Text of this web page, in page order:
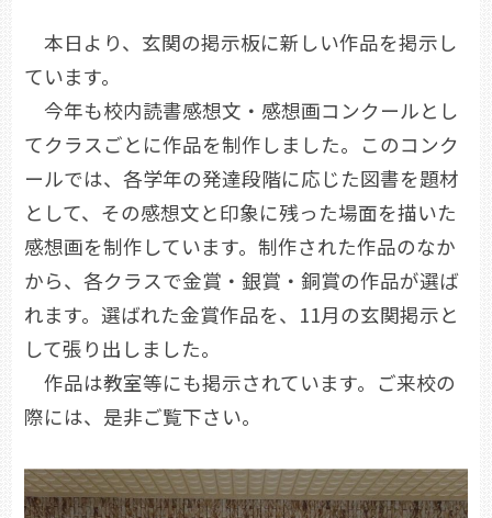
本日より、玄関の掲示板に新しい作品を掲示し
ています。
今年も校内読書感想文・感想画コンクールとし
てクラスごとに作品を制作しました。このコンク
ールでは、各学年の発達段階に応じた図書を題材
として、その感想文と印象に残った場面を描いた
感想画を制作しています。制作された作品のなか
から、各クラスで金賞・銀賞・銅賞の作品が選ば
れます。選ばれた金賞作品を、11月の玄関掲示と
して張り出しました。
作品は教室等にも掲示されています。ご来校の
際には、是非ご覧下さい。